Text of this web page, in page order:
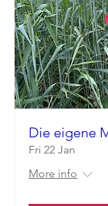
Die eigene
Fri 22 Jan
More info